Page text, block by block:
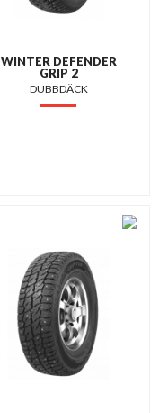
WINTER DEFENDER
GRIP 2
DUBBDÄCK